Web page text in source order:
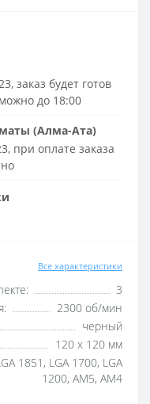
заказ будет готов
до 18:00
(Алма-Ата)
при оплате заказа
Все характеристики
3
2300 об/мин
черный
120 x 120 мм
1851, LGA 1700, LGA
1200, AM5, AM4